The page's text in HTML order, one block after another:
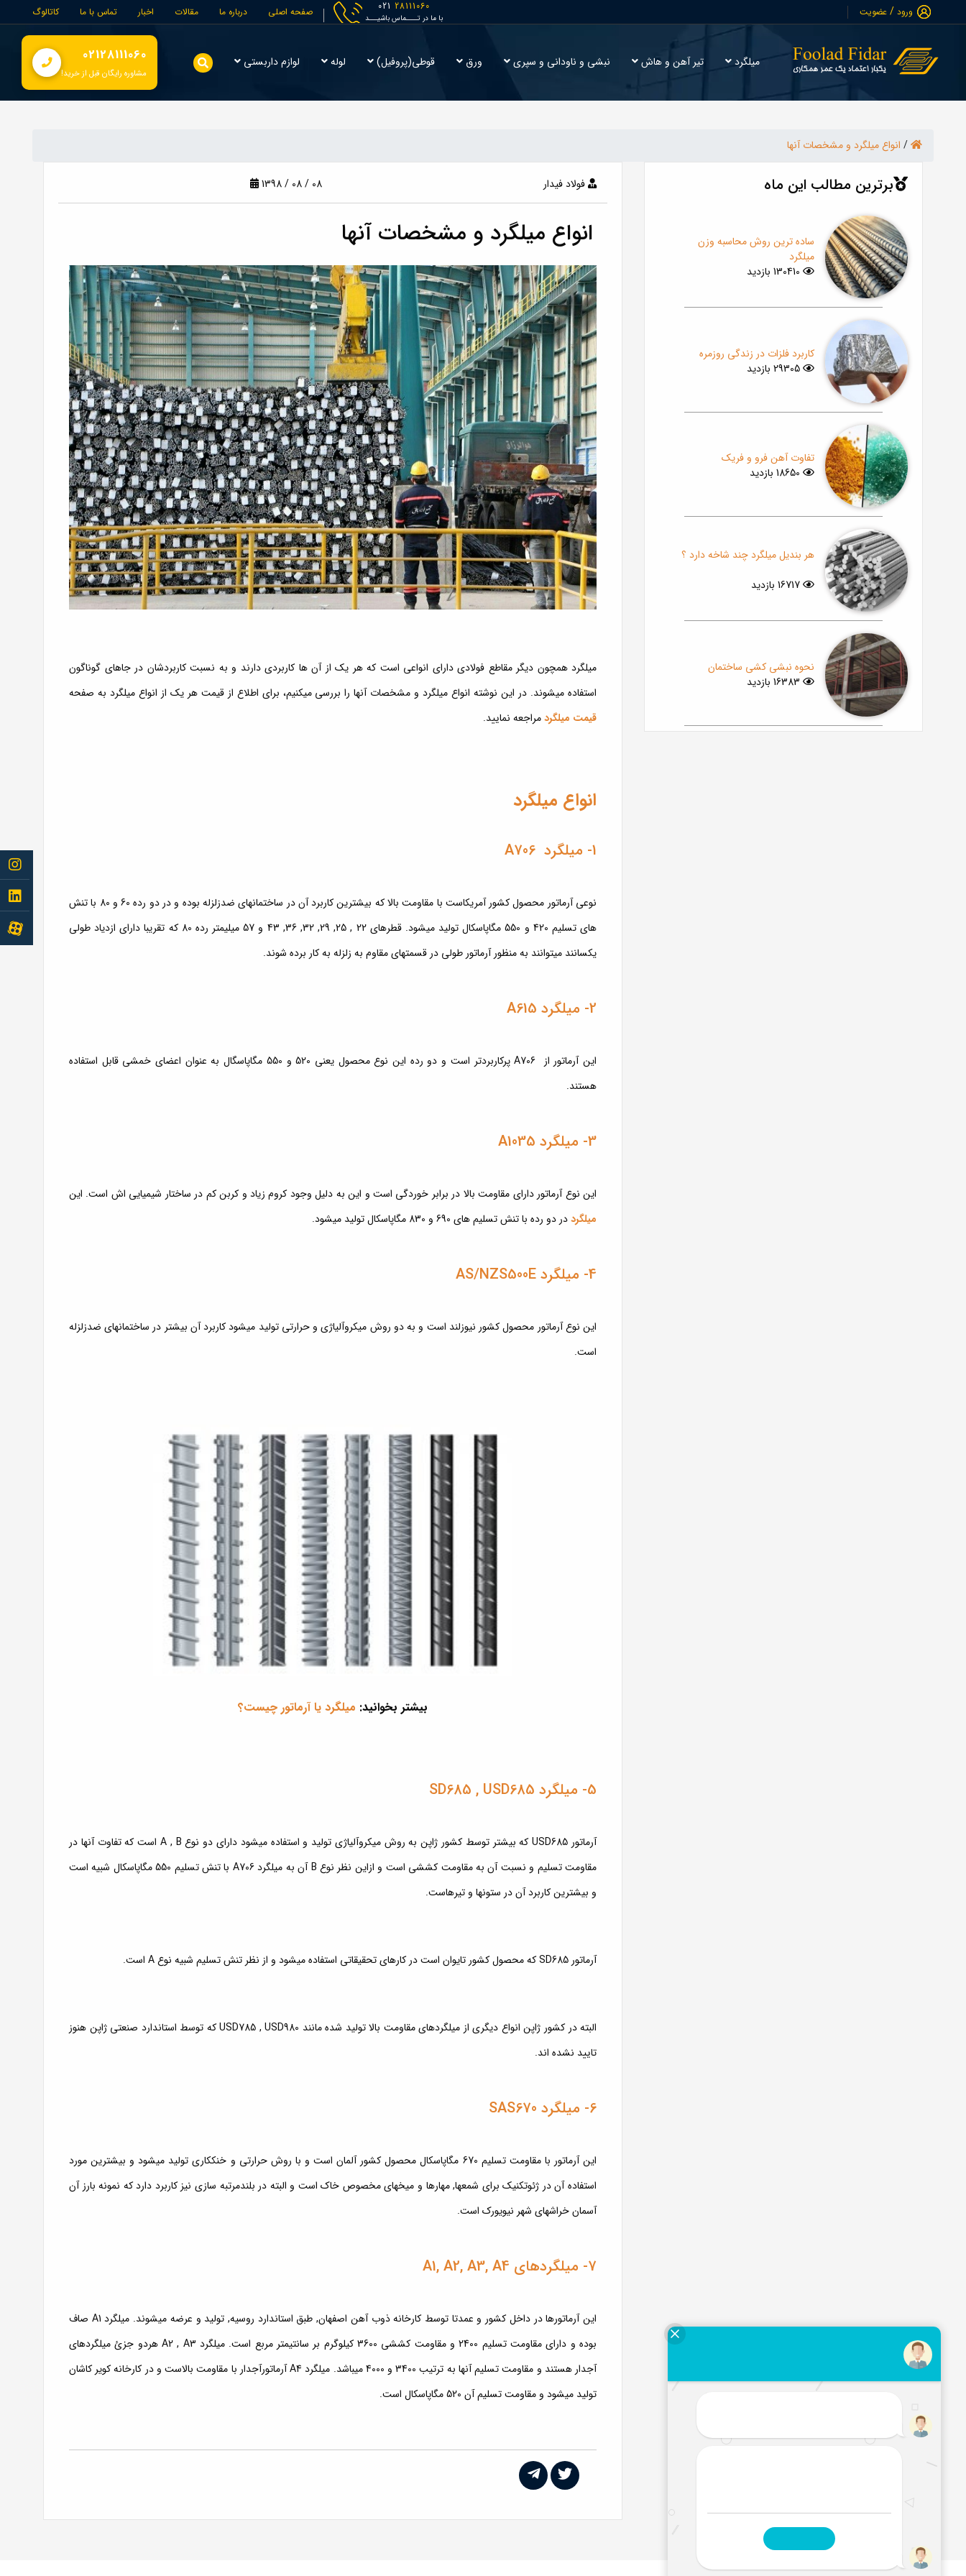
ورود / عضویت 021 28111060
با ما در تــــماس باشیـــد صفحه اصلی درباره ما مقالات اخبار تماس با ما کاتالوگ
میلگرد تیر آهن و هاش نبشی و ناودانی و سپری ورق قوطی(پروفیل) لوله لوازم داربستی 02128111060
مشاوره رایگان قبل از خرید!
/ انواع میلگرد و مشخصات آنها
برترین مطالب این ماه
ساده ترین روش محاسبه وزن
میلگرد
کاربرد فلزات در زندگی روزمره
29305 بازدید
تفاوت آهن فرو و فریک
هر بندیل میلگرد چند شاخه دارد ؟
16717 بازدید
نحوه نبشی کشی ساختمان
فولاد فيدار 1398 / 08 / 08
انواع میلگرد و مشخصات آنها
میلگرد همچون دیگر مقاطع فولادی دارای انواعی است که هر یک از آن ها کاربردی دارند و به نسبت کاربردشان در جاهای گوناگون
استفاده میشوند. در این نوشته انواع میلگرد و مشخصات آنها را بررسی میکنیم، برای اطلاع از قیمت هر یک از انواع میلگرد به صفحه
قیمت میلگردمراجعه نمایید.
انواع میلگرد
1- میلگرد A706
نوعی آرماتور محصول کشور آمریکاست با مقاومت بالا که بیشترین کاربرد آن در ساختمانهای ضدزلزله بوده و در دو رده 60 و 80 با تنش
های تسلیم 420 و 550 مگاپاسکال تولید میشود. قطرهای 22 , 25, 29, 32, 36, 43 و 57 میلیمتر رده 80 که تقریبا دارای ازدیاد طولی
یکسانند میتوانند به منظور آرماتور طولی در قسمتهای مقاوم به زلزله به کار برده شوند.
2- میلگرد A615
این آرماتور از A706 پرکاربردتر است و دو رده این نوع محصول یعنی 520 و 550 مگاپاسگال به عنوان اعضای خمشی قابل استفاده
هستند.
3- میلگرد A1035
این نوع آرماتور دارای مقاومت بالا در برابر خوردگی است و این به دلیل وجود کروم زیاد و کربن کم در ساختار شیمیایی اش است. این
میلگرددر دو رده با تنش تسلیم های 690 و 830 مگاپاسکال تولید میشود.
4- میلگرد AS/NZS500E
این نوع آرماتور محصول کشور نیوزلند است و به دو روش میکروآلیاژی و حرارتی تولید میشود کاربرد آن بیشتر در ساختمانهای ضدزلزله
است.
بیشتر بخوانید: میلگرد یا آرماتور چیست؟
5- میلگرد SD685 , USD685
آرماتور USD685 که بیشتر توسط کشور ژاپن به روش میکروآلیاژی تولید و استفاده میشود دارای دو نوع A , B است که تفاوت آنها در
مقاومت تسلیم و نسبت آن به مقاومت کششی است و ازاین نظر نوع B آن به میلگرد A706 با تنش تسلیم 550 مگاپاسکال شبیه است
و بیشترین کاربرد آن در ستونها و تیرهاست.
آرماتور SD685 که محصول کشور تایوان است در کارهای تحقیقاتی استفاده میشود و از نظر تنش تسلیم شبیه نوع A است.
البته در کشور ژاپن انواع دیگری از میلگردهای مقاومت بالا تولید شده مانند USD785 , USD980 که توسط استاندارد صنعتی ژاپن هنوز
تایید نشده اند.
6- میلگرد SAS670
این آرماتور با مقاومت تسلیم 670 مگاپاسکال محصول کشور آلمان است و با روش حرارتی و خنککاری تولید میشود و بیشترین مورد
استفاده آن در ژئوتکنیک برای شمعها, مهارها و میخهای مخصوص خاک است و البته در بلندمرتبه سازی نیز کاربرد دارد که نمونه بارز آن
آسمان خراشهای شهر نیویورک است.
7- میلگردهای A1, A2, A3, A4
این آرماتورها در داخل کشور و عمدتا توسط کارخانه ذوب آهن اصفهان, طبق استاندارد روسیه, تولید و عرضه میشوند. میلگرد A1 صاف
بوده و دارای مقاومت تسلیم 2400 و مقاومت کششی 3600 کیلوگرم بر سانتیمتر مربع است. میلگرد A2 , A3 هردو جزئ میلگردهای
آجدار هستند و مقاومت تسلیم آنها به ترتیب 3400 و 4000 میباشد. میلگرد A4 آرماتورآجدار با مقاومت بالاست و در کارخانه کویر کاشان
تولید میشود و مقاومت تسلیم آن 520 مگاپاسکال است.
Follow
me to
instagram
Follow
me to
Follow